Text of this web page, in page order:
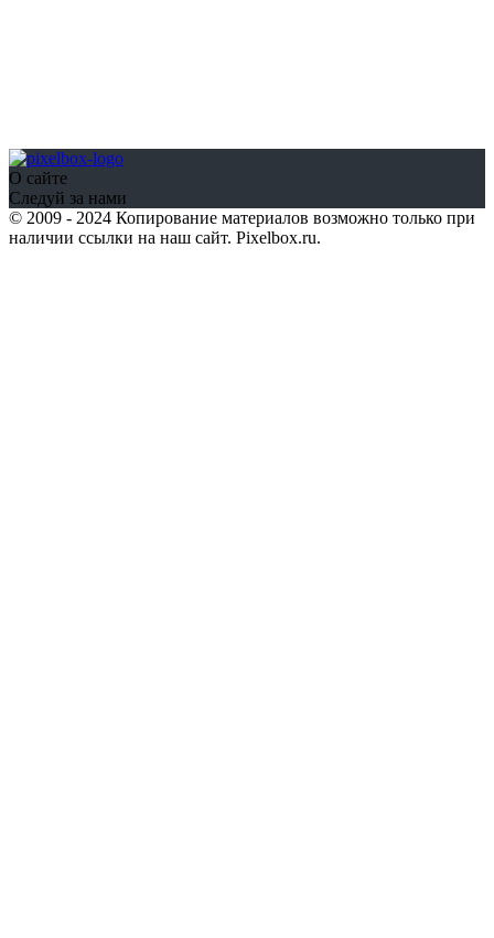
О сайте
Следуй за нами
© 2009 - 2024 Копирование материалов возможно только при
наличии ссылки на наш сайт. Pixelbox.ru.